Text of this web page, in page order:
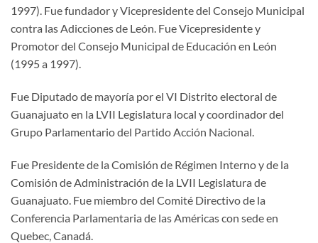
1997). Fue fundador y Vicepresidente del Consejo Municipal
contra las Adicciones de León. Fue Vicepresidente y
Promotor del Consejo Municipal de Educación en León
(1995 a 1997).
Fue Diputado de mayoría por el VI Distrito electoral de
Guanajuato en la LVII Legislatura local y coordinador del
Grupo Parlamentario del Partido Acción Nacional.
Fue Presidente de la Comisión de Régimen Interno y de la
Comisión de Administración de la LVII Legislatura de
Guanajuato. Fue miembro del Comité Directivo de la
Conferencia Parlamentaria de las Américas con sede en
Quebec, Canadá.